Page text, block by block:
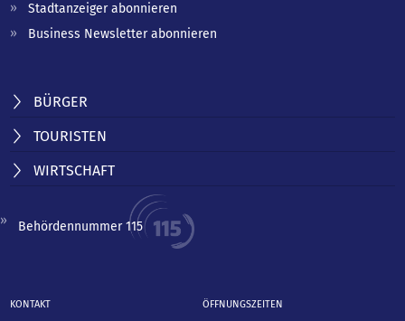
Stadtanzeiger abonnieren
Business Newsletter abonnieren
BÜRGER
TOURISTEN
WIRTSCHAFT
Behördennummer 115
KONTAKT
ÖFFNUNGSZEITEN